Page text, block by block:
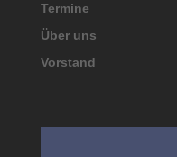
Termine
Über uns
Vorstand